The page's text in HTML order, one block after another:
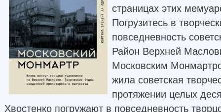
страницах этих
Погрузитесь в
повседневность
Район Верхней
Московским
жила советская
протяжении целых
Хвостенко погружают в повседневность